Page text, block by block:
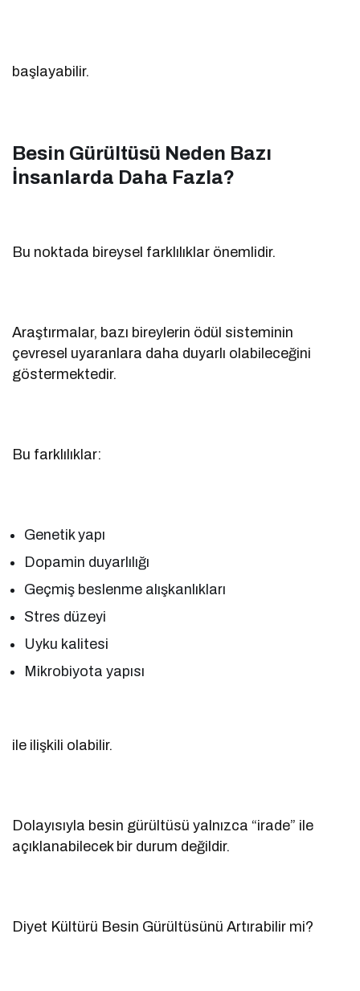
başlayabilir.
Besin Gürültüsü Neden Bazı
İnsanlarda Daha Fazla?
Bu noktada bireysel farklılıklar önemlidir.
Araştırmalar, bazı bireylerin ödül sisteminin
çevresel uyaranlara daha duyarlı olabileceğini
göstermektedir.
Bu farklılıklar:
Genetik yapı
Dopamin duyarlılığı
Geçmiş beslenme alışkanlıkları
Stres düzeyi
Uyku kalitesi
Mikrobiyota yapısı
ile ilişkili olabilir.
Dolayısıyla besin gürültüsü yalnızca “irade” ile
açıklanabilecek bir durum değildir.
Diyet Kültürü Besin Gürültüsünü Artırabilir mi?